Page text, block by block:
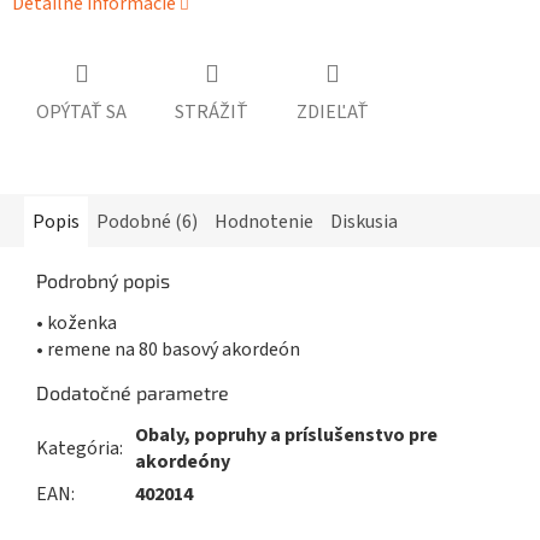
OPÝTAŤ SA STRÁŽIŤ ZDIEĽAŤ
Popis Podobné (6) Hodnotenie Diskusia
Podrobný popis
• koženka
• remene na 80 basový akordeón
Dodatočné parametre
Kategória: Obaly, popruhy a príslušenstvo pre
akordeóny
EAN: 402014